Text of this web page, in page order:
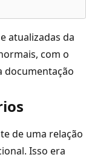
atualizadas da
com o
documentação
de uma relação
Isso era